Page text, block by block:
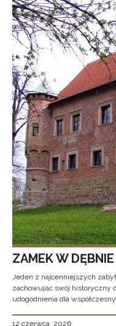
ZAMEK W
Jeden z najcenniejszych
zachowując swój historyczny
udogodnienia dla
12 czerwca, 2026